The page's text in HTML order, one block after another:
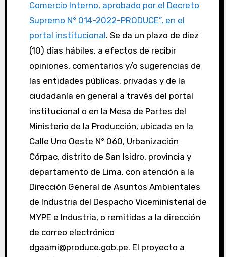
Comercio Interno, aprobado por el Decreto
Supremo N° 014-2022-PRODUCE”, en el
portal institucional. Se da un plazo de diez
(10) días hábiles, a efectos de recibir
opiniones, comentarios y/o sugerencias de
las entidades públicas, privadas y de la
ciudadanía en general a través del portal
institucional o en la Mesa de Partes del
Ministerio de la Producción, ubicada en la
Calle Uno Oeste N° 060, Urbanización
Córpac, distrito de San Isidro, provincia y
departamento de Lima, con atención a la
Dirección General de Asuntos Ambientales
de Industria del Despacho Viceministerial de
MYPE e Industria, o remitidas a la dirección
de correo electrónico
dgaami@produce.gob.pe. El proyecto a